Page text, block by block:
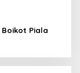
Boikot Piala